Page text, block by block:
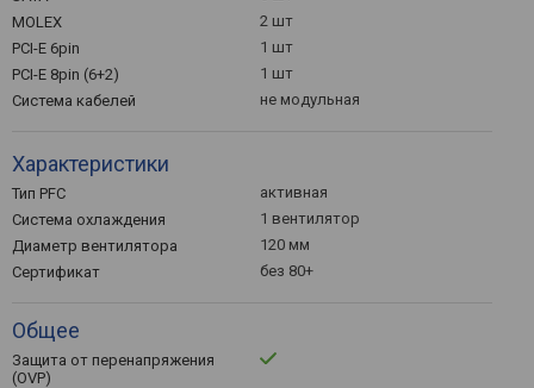
MOLEX
2 шт
PCI-E 6pin
1 шт
PCI-E 8pin (6+2)
1 шт
Система кабелей
не модульная
Характеристики
Тип PFC
активная
Система охлаждения
1 вентилятор
Диаметр вентилятора
120 мм
Сертификат
без 80+
Общее
Защита от перенапряжения
(OVP)